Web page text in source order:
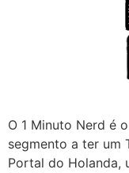
O 1 Minuto Nerd é
segmento a ter um
Portal do Holanda,